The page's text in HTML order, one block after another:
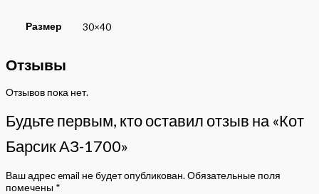
Размер 30×40
Отзывы
Отзывов пока нет.
Будьте первым, кто оставил отзыв на «Кот
Барсик АЗ-1700»
Ваш адрес email не будет опубликован.Обязательные поля
помечены *